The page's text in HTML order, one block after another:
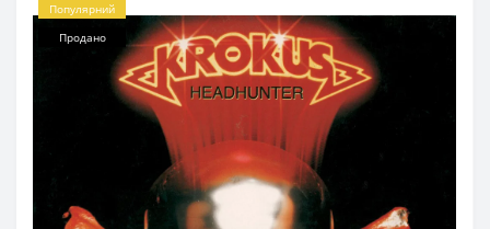
Популярний
Продано